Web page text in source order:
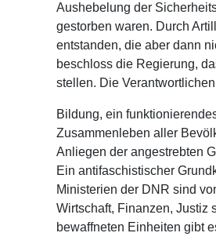
Aushebelung der
gestorben waren. Durch
entstanden, die aber dann
beschloss die Regierung,
stellen. Die
Bildung, ein
Zusammenleben aller
Anliegen der angestrebten
Ein antifaschistischer
Ministerien der DNR sind
Wirtschaft, Finanzen, Justiz
bewaffneten Einheiten gibt